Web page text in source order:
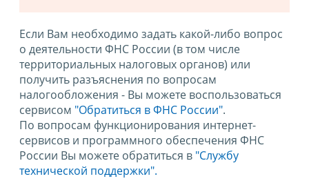
Если Вам необходимо задать какой-либо вопрос
о деятельности ФНС России (в том числе
территориальных налоговых органов) или
получить разъяснения по вопросам
налогообложения - Вы можете воспользоваться
сервисом "Обратиться в ФНС России".
По вопросам функционирования интернет-
сервисов и программного обеспечения ФНС
России Вы можете обратиться в "Службу
технической поддержки".